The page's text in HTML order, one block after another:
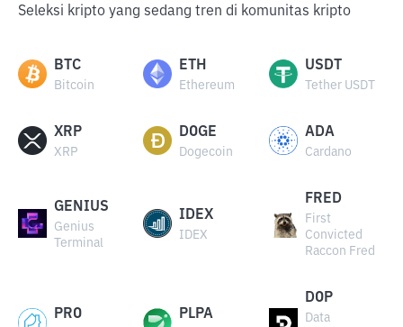
Seleksi kripto yang sedang tren di komunitas kripto
BTC
Bitcoin
ETH
Ethereum
USDT
Tether USDT
XRP
XRP
DOGE
Dogecoin
ADA
Cardano
GENIUS
Genius
Terminal
IDEX
IDEX
FRED
First
Convicted
Raccon Fred
PRO PLPA
DOP
Data